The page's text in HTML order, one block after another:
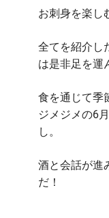
お刺身を楽し
全てを紹介し
は是非足を運
食を通じて季
ジメジメの6
し。
酒と会話が進
だ！